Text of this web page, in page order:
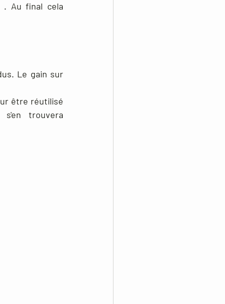
. Au final cela
Le gain sur
être réutilisé
s'en trouvera